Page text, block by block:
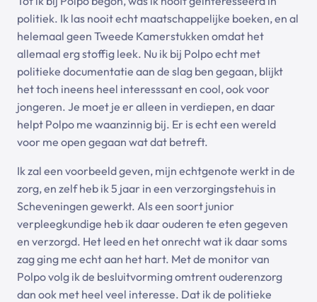
politiek. Ik las nooit echt maatschappelijke boeken, en al
helemaal geen Tweede Kamerstukken omdat het
allemaal erg stoffig leek. Nu ik bij Polpo echt met
politieke documentatie aan de slag ben gegaan, blijkt
het toch ineens heel interesssant en cool, ook voor
jongeren. Je moet je er alleen in verdiepen, en daar
helpt Polpo me waanzinnig bij. Er is echt een wereld
voor me open gegaan wat dat betreft.
Ik zal een voorbeeld geven, mijn echtgenote werkt in de
zorg, en zelf heb ik 5 jaar in een verzorgingstehuis in
Scheveningen gewerkt. Als een soort junior
verpleegkundige heb ik daar ouderen te eten gegeven
en verzorgd. Het leed en het onrecht wat ik daar soms
zag ging me echt aan het hart. Met de monitor van
Polpo volg ik de besluitvorming omtrent ouderenzorg
dan ook met heel veel interesse. Dat ik de politieke